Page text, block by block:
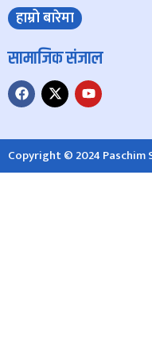
हाम्रो बारेमा
सामाजिक संजाल
Copyright © 2024 Paschim